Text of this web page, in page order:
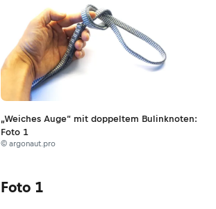
„Weiches Auge“ mit doppeltem Bulinknoten:
Foto 1
© argonaut.pro
Foto 1